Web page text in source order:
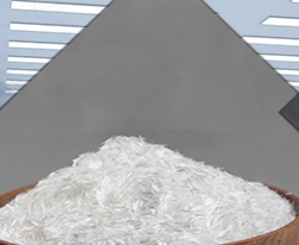
石英纤
石英纤
石英纤
石英纤
云煌岩